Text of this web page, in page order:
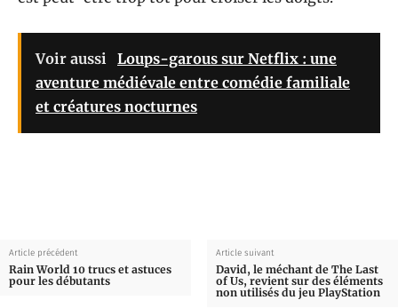
Voir aussi Loups-garous sur Netflix : une
aventure médiévale entre comédie familiale
et créatures nocturnes
Article précédent
Rain World 10 trucs et astuces
pour les débutants
Article suivant
David, le méchant de The Last
of Us, revient sur des éléments
non utilisés du jeu PlayStation